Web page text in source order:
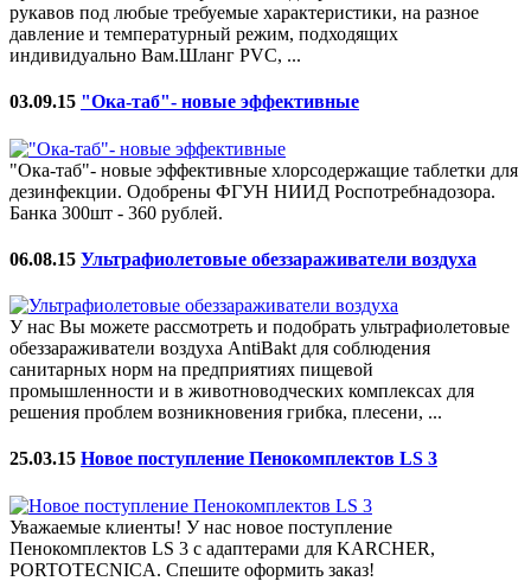
рукавов под любые требуемые характеристики, на разное
давление и температурный режим, подходящих
индивидуально Вам.Шланг PVC, ...
03.09.15 "Ока-таб"- новые эффективные
"Ока-таб"- новые эффективные хлорсодержащие таблетки для
дезинфекции. Одобрены ФГУН НИИД Роспотребнадозора.
Банка 300шт - 360 рублей.
06.08.15 Ультрафиолетовые обеззараживатели воздуха
У нас Вы можете рассмотреть и подобрать ультрафиолетовые
обеззараживатели воздуха AntiBakt для соблюдения
санитарных норм на предприятиях пищевой
промышленности и в животноводческих комплексах для
решения проблем возникновения грибка, плесени, ...
25.03.15 Новое поступление Пенокомплектов LS 3
Уважаемые клиенты! У нас новое поступление
Пенокомплектов LS 3 с адаптерами для KARCHER,
PORTOTECNICA. Спешите оформить заказ!